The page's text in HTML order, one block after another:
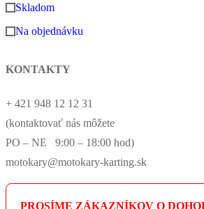
Skladom
Na objednávku
KONTAKTY
+ 421 948 12 12 31
(kontaktovať nás môžete
PO – NE 9:00 – 18:00 hod)
motokary@motokary-karting.sk
PROSÍME ZÁKAZNÍKOV O